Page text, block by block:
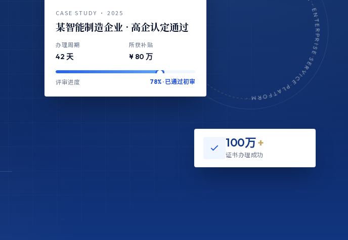
CASE STUDY · 2025
某智能制造企业 · 高企认定通过
办理周期
42 天
所获补贴
¥ 80 万
评审进度 78% · 已通过初审
100万+
证书办理成功